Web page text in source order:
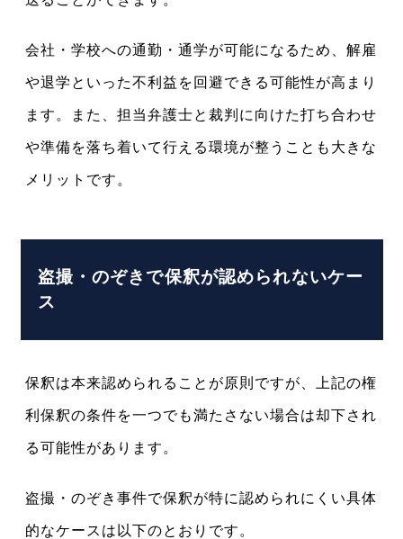
会社・学校への通勤・通学が可能になるため、解雇
や退学といった不利益を回避できる可能性が高まり
ます。また、担当弁護士と裁判に向けた打ち合わせ
や準備を落ち着いて行える環境が整うことも大きな
メリットです。
盗撮・のぞきで保釈が認められないケー
ス
保釈は本来認められることが原則ですが、上記の権
利保釈の条件を一つでも満たさない場合は却下され
る可能性があります。
盗撮・のぞき事件で保釈が特に認められにくい具体
的なケースは以下のとおりです。